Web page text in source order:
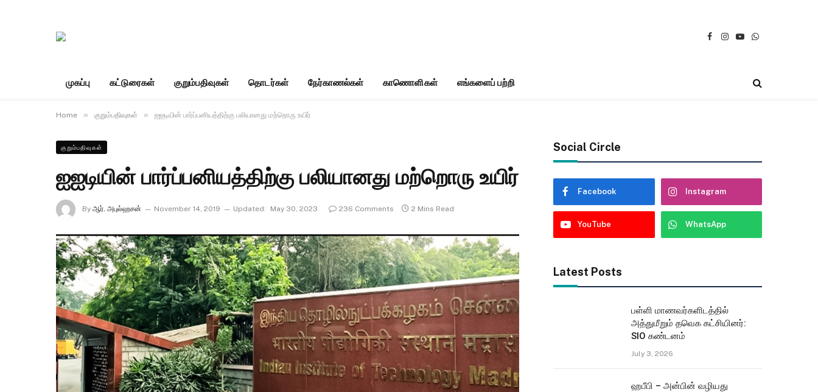
Facebook
Instagram
YouTubeWhatsApp
முகப்பு கட்டுரைகள் குறும்பதிவுகள் தொடர்கள் நேர்காணல்கள் காணொளிகள் எங்களைப் பற்றி
Home » குறும்பதிவுகள் » ஐஐடியின் பார்ப்பனியத்திற்கு பலியானது மற்றொரு உயிர்
குறும்பதிவுகள்
ஐஐடியின் பார்ப்பனியத்திற்கு பலியானது மற்றொரு உயிர்
By ஆர். அபுல்ஹசன் November 14, 2019 Updated: May 30, 2023 236 Comments 2 Mins Read
Social Circle
Facebook Instagram
YouTube WhatsApp
Latest Posts
பள்ளி மாணவர்களிடத்தில்
அத்துமீறும் தவெக கட்சியினர்:
SIO கண்டனம்
July 3, 2026
ஹபீபி – அன்பின் வழியது